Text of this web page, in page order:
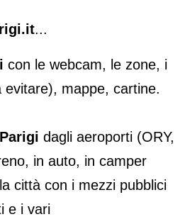
...
con le webcam, le zone, i
evitare), mappe, cartine.
dagli aeroporti (ORY,
in auto, in camper
città con i mezzi pubblici
e i vari